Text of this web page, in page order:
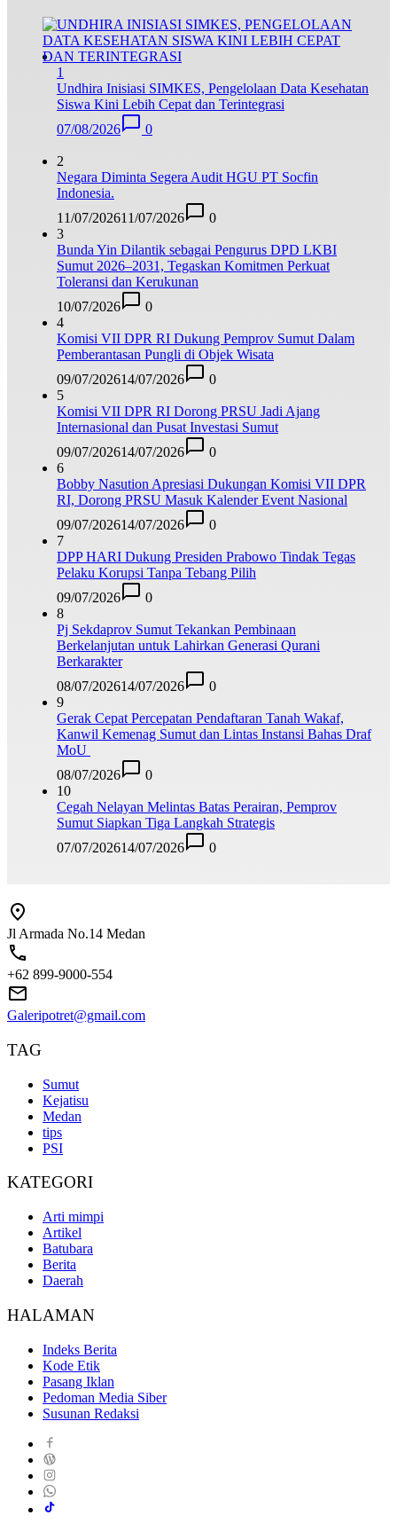
1
Undhira Inisiasi SIMKES, Pengelolaan Data Kesehatan
Siswa Kini Lebih Cepat dan Terintegrasi
07/08/2026
0
2
Negara Diminta Segera Audit HGU PT Socfin
Indonesia.
11/07/202611/07/2026
0
3
Bunda Yin Dilantik sebagai Pengurus DPD LKBI
Sumut 2026–2031, Tegaskan Komitmen Perkuat
Toleransi dan Kerukunan
10/07/2026
0
4
Komisi VII DPR RI Dukung Pemprov Sumut Dalam
Pemberantasan Pungli di Objek Wisata
09/07/202614/07/2026
0
5
Komisi VII DPR RI Dorong PRSU Jadi Ajang
Internasional dan Pusat Investasi Sumut
09/07/202614/07/2026
0
6
Bobby Nasution Apresiasi Dukungan Komisi VII DPR
RI, Dorong PRSU Masuk Kalender Event Nasional
09/07/202614/07/2026
0
7
DPP HARI Dukung Presiden Prabowo Tindak Tegas
Pelaku Korupsi Tanpa Tebang Pilih
09/07/2026
0
8
Pj Sekdaprov Sumut Tekankan Pembinaan
Berkelanjutan untuk Lahirkan Generasi Qurani
Berkarakter
08/07/202614/07/2026
0
9
Gerak Cepat Percepatan Pendaftaran Tanah Wakaf,
Kanwil Kemenag Sumut dan Lintas Instansi Bahas Draf
MoU
08/07/2026
0
10
Cegah Nelayan Melintas Batas Perairan, Pemprov
Sumut Siapkan Tiga Langkah Strategis
07/07/202614/07/2026 0
Jl Armada No.14 Medan
+62 899-9000-554
Galeripotret@gmail.com
TAG
Sumut
Kejatisu
Medan
tips
PSI
KATEGORI
Arti mimpi
Artikel
Batubara
Berita
Daerah
HALAMAN
Indeks Berita
Kode Etik
Pasang Iklan
Pedoman Media Siber
Susunan Redaksi